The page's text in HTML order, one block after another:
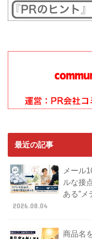
最近の記事
メール
ルな接
ある”
2026.08.04
商品名